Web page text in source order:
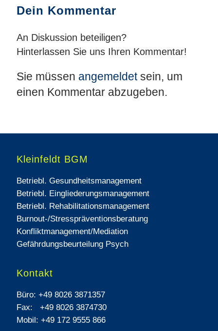
Dein Kommentar
An Diskussion beteiligen?
Hinterlassen Sie uns Ihren Kommentar!
Sie müssen angemeldetsein, um
einen Kommentar abzugeben.
Kleinfeldt BGM
Betriebl. Gesundheitsmanagement
Betriebl. Eingliederungsmanagement
Betriebl. Rehabilitationsmanagement
Burnout-/Stresspräventionsberatung
Konfliktmanagement/Mediation
Gefährdungsbeurteilung Psych
Kontakt
Büro: +49 8026 3871357
Fax: +49 8026 3874730
Mobil: +49 172 9555 866